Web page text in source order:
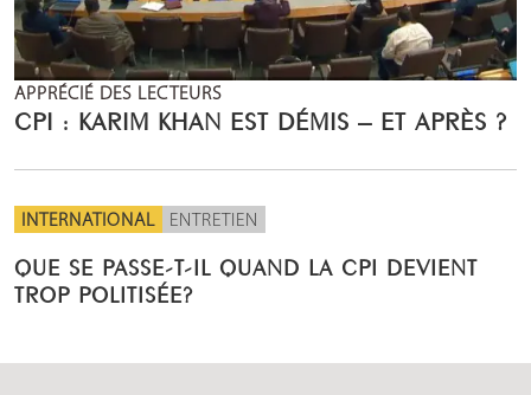
APPRÉCIÉ DES LECTEURS
CPI : KARIM KHAN EST DÉMIS – ET APRÈS ?
INTERNATIONAL ENTRETIEN
QUE SE PASSE-T-IL QUAND LA CPI DEVIENT
TROP POLITISÉE?